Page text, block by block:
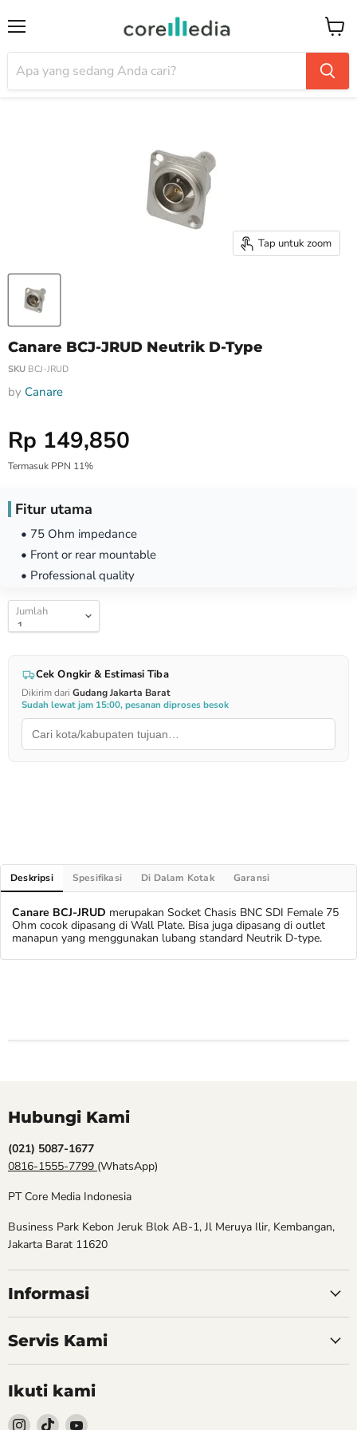
Tap untuk zoom
Canare BCJ-JRUD Neutrik D-Type
SKU BCJ-JRUD
by Canare
Harga Special
Rp 149,850
Termasuk PPN 11%
Fitur utama
• 75 Ohm impedance
• Front or rear mountable
• Professional quality
Jumlah
Cek Ongkir & Estimasi Tiba
Dikirim dari Gudang Jakarta Barat
Sudah lewat jam 15:00, pesanan diproses besok
Deskripsi Spesifikasi Di Dalam Kotak Garansi
Canare BCJ-JRUD merupakan Socket Chasis BNC SDI Female 75
Ohm cocok dipasang di Wall Plate. Bisa juga dipasang di outlet
manapun yang menggunakan lubang standard Neutrik D-type.
Hubungi Kami
(021) 5087-1677
0816-1555-7799 (WhatsApp)
PT Core Media Indonesia
Business Park Kebon Jeruk Blok AB-1, Jl Meruya Ilir, Kembangan,
Jakarta Barat 11620
Informasi
Servis Kami
Ikuti kami
FollowFollowFollow